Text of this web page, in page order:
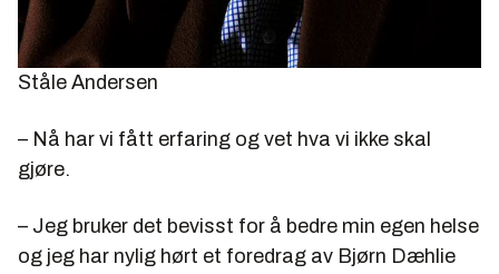
Ståle Andersen
– Nå har vi fått erfaring og vet hva vi ikke skal
gjøre.
– Jeg bruker det bevisst for å bedre min egen helse
og jeg har nylig hørt et foredrag av Bjørn Dæhlie